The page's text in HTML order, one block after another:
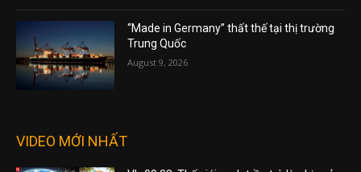
“Made in Germany” thất thế tại thị trường
Trung Quốc
August 9, 2026
VIDEO MỚI NHẤT